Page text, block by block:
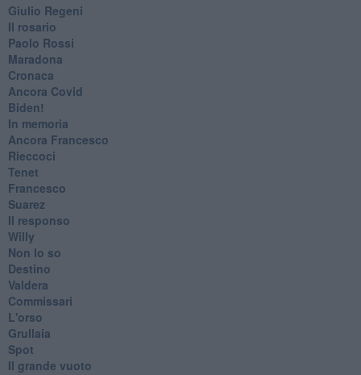
Giulio Regeni
​Il rosario
Paolo Rossi
Maradona
Cronaca
​Ancora Covid
​Biden!
In memoria
​Ancora Francesco
Rieccoci
Tenet
Francesco
Suarez
​Il responso
Willy
Non lo so
Destino
Valdera
Commissari
L'orso
Grullaia
Spot
​Il grande vuoto